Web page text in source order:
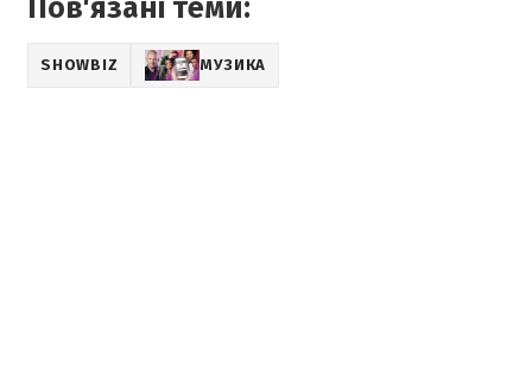
Пов'язані теми:
SHOWBIZ МУЗИКА